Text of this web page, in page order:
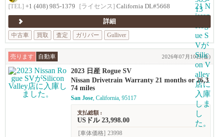
[TEL] +1 (408) 985-1379 [ライセンス] California DL#5668
詳細
中古車
買取 査定 ガリバー Gulliver
売ります 自動車 2026年07月10日(金)
2023 日産 Rogue SV
Nissan Drivetrain Warranty 21 months or 26,3
74 miles
San Jose, California, 95117
支払総額 :
USドル 23,998.00
[車体価格] 23998